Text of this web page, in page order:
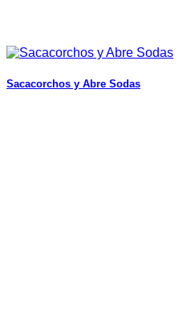
Sacacorchos y Abre Sodas